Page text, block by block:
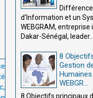
d'Information et un
WEBGRAM,
Dakar-Sénégal, leader...
8
Gestion
WEBGR...
8 Objectifs principaux